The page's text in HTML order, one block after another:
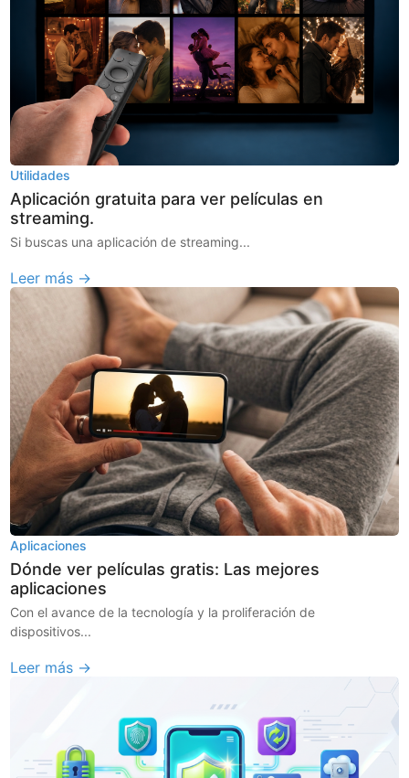
Utilidades
Aplicación gratuita para ver películas en
streaming.
Si buscas una aplicación de streaming...
Leer más →
Aplicaciones
Dónde ver películas gratis: Las mejores
aplicaciones
Con el avance de la tecnología y la proliferación de
dispositivos...
Leer más →